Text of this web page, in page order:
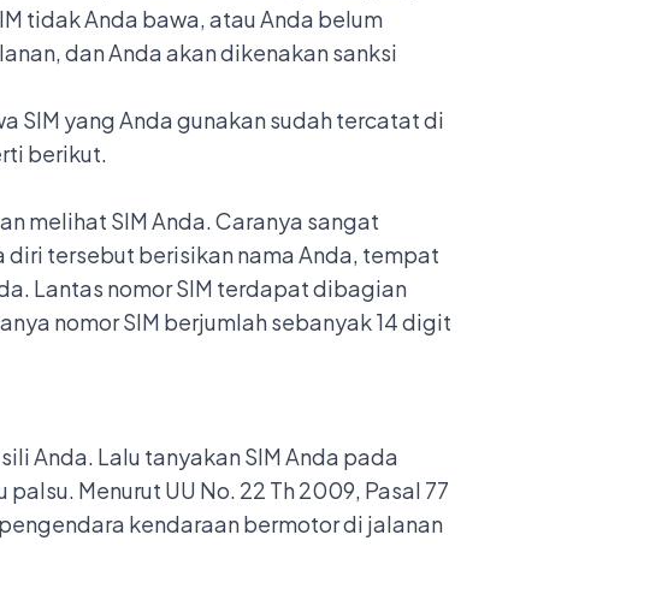
tidak Anda bawa, atau Anda belum
dan Anda akan dikenakan sanksi
SIM yang Anda gunakan sudah tercatat di
berikut.
melihat SIM Anda. Caranya sangat
tersebut berisikan nama Anda, tempat
Lantas nomor SIM terdapat dibagian
nomor SIM berjumlah sebanyak 14 digit
Anda. Lalu tanyakan SIM Anda pada
Menurut UU No. 22 Th 2009, Pasal 77
kendaraan bermotor di jalanan